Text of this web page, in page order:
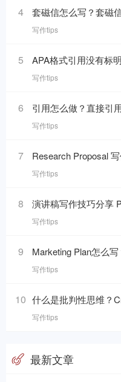
4 套磁信怎么写？套磁
写作tips
5 APA格式引用没有标明作者，只有组
写作tips
6 引用怎么做？直接引
写作tips
7 Research Proposal
写作tips
8 演讲稿写作技巧分享
写作tips
9 Marketing Plan怎么写？有
写作tips
10 什么是批判性思维？
写作tips
最新文章